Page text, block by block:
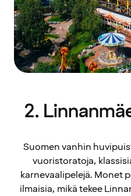
2.
Suomen vanhin
vuoristoratoja,
karnevaalipelejä. Monet
ilmaisia, mikä tekee